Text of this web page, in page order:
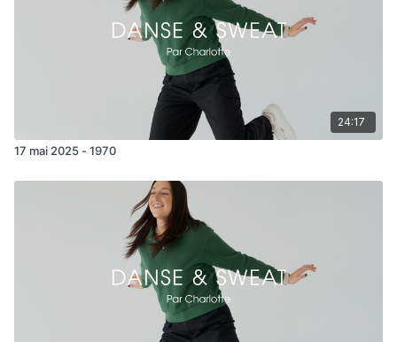
24:17
17 mai 2025 - 1970